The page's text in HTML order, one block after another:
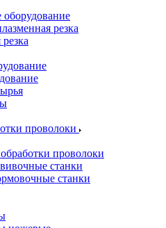
резка
проволоки
проволоки
станки
станки